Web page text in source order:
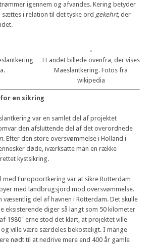
igennem og afvandes. Kering betyder
sættes i relation til det tyske ord gekehrt, der
Et andet billede ovenfra, der vises
Maeslantkering. Fotos fra
wikipedia
en sikring
var en samlet del af projektet
den afsluttende del af det overordnede
. Efter den store oversvømmelse i Holland i
døde, iværksatte man en række
kystsikring.
Europoortkering var at sikre Rotterdam
med landbrugsjord mod oversvømmelse.
del af havnen i Rotterdam. Det skulle
eksisterende diger så langt som 50 kilometer
1980´erne stod det klart, at projektet ville
ville være særdeles bekosteligt. I mange
nødt til at nedrive mere end 400 år gamle